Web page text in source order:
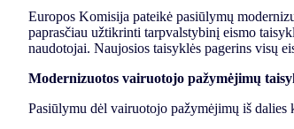
Europos Komisija pateikė pasiūlymų
paprasčiau užtikrinti tarpvalstybinį eismo
naudotojai. Naujosios taisyklės pagerins visų
Modernizuotos vairuotojo pažymėjimų
Pasiūlymu dėl vairuotojo pažymėjimų iš dalies